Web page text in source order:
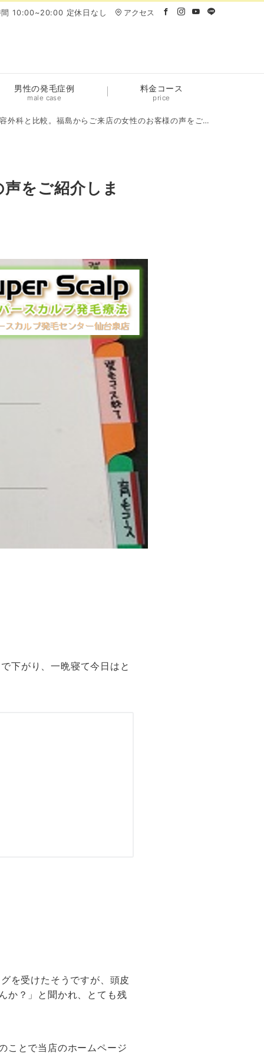
間 10:00~20:00 定休日なし アクセス
男性の発毛症例
male case
料金コース
price
外科と比較。福島からご来店の女性のお客様の声をご紹介します。
をご紹介しま
下がり、一晩寝て今日はと
を受けたそうですが、頭皮
か？」と聞かれ、とても残
ことで当店のホームページ